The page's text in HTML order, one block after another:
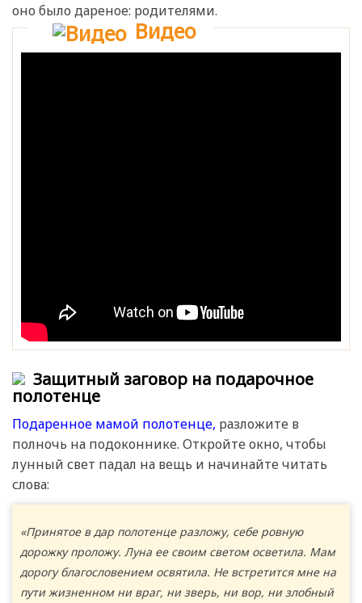
оно было дареное: родителями.
Видео
Защитный заговор на подарочное
полотенце
Подаренное мамой полотенце, разложите в
полночь на подоконнике. Откройте окно, чтобы
лунный свет падал на вещь и начинайте читать
слова:
«Принятое в дар полотенце разложу, себе ровную
дорожку проложу. Луна ее своим светом осветила. Мам
дорогу благословением освятила. Не встретится мне на
пути жизненном ни враг, ни зверь, ни вор, ни злобный